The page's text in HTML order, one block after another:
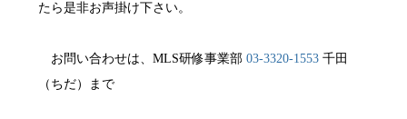
たら是非お声掛け下さい。
お問い合わせは、MLS研修事業部 03-3320-1553 千田
（ちだ）まで